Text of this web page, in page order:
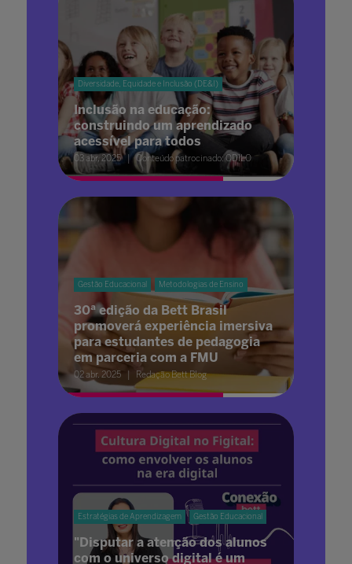
Diversidade, Equidade e Inclusão (DE&I)
Inclusão na educação:
construindo um aprendizado
acessível para todos
03 abr. 2025 Conteúdo patrocinado: ODILO
Gestão Educacional Metodologias de Ensino
30ª edição da Bett Brasil
promoverá experiência imersiva
para estudantes de pedagogia
em parceria com a FMU
02 abr. 2025 Redação Bett Blog
Estratégias de Aprendizagem Gestão Educacional
"Disputar a atenção dos alunos
com o universo digital é um